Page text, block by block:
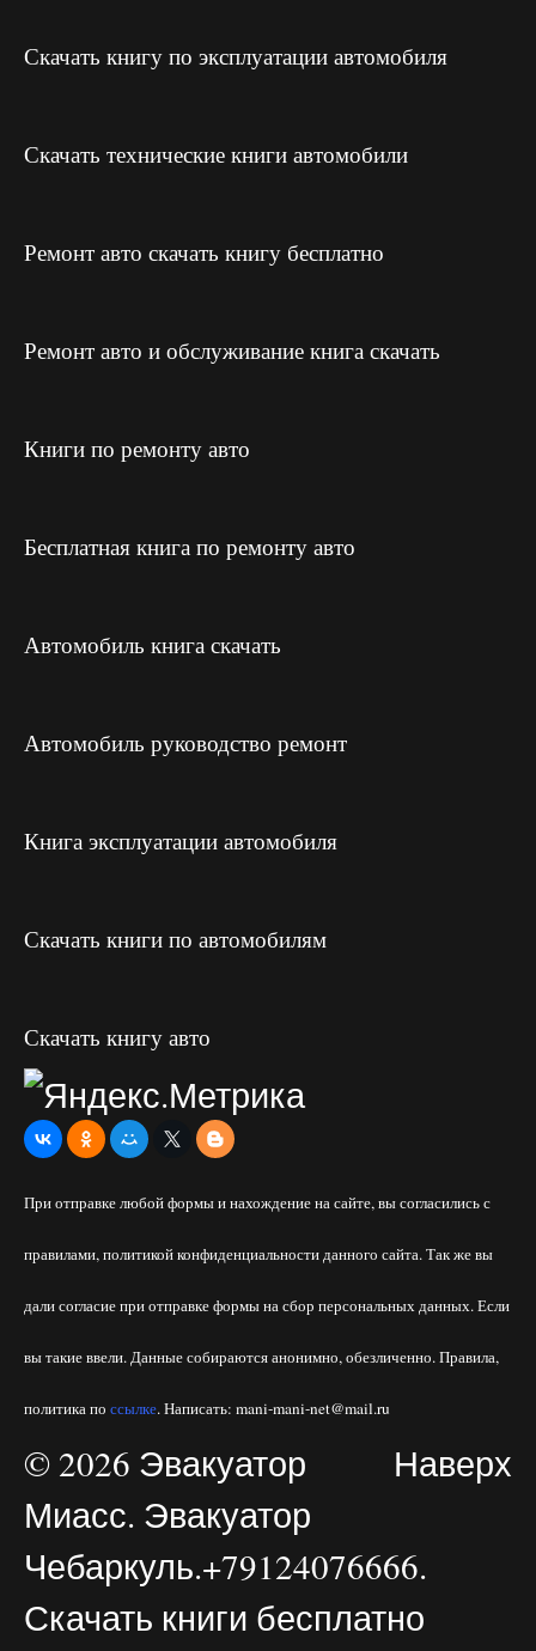
Скачать книгу по эксплуатации автомобиля
Скачать технические книги автомобили
Ремонт авто скачать книгу бесплатно
Ремонт авто и обслуживание книга скачать
Книги по ремонту авто
Бесплатная книга по ремонту авто
Автомобиль книга скачать
Автомобиль руководство ремонт
Книга эксплуатации автомобиля
Скачать книги по автомобилям
Скачать книгу авто
При отправке любой формы и нахождение на сайте, вы согласились с
правилами, политикой конфиденциальности данного сайта. Так же вы
дали согласие при отправке формы на сбор персональных данных. Если
вы такие ввели. Данные собираются анонимно, обезличенно. Правила,
политика по ссылке. Написать: mani-mani-net@mail.ru
Наверх
© 2026 Эвакуатор
Миасс. Эвакуатор
Чебаркуль.+79124076666.
Скачать книги бесплатно